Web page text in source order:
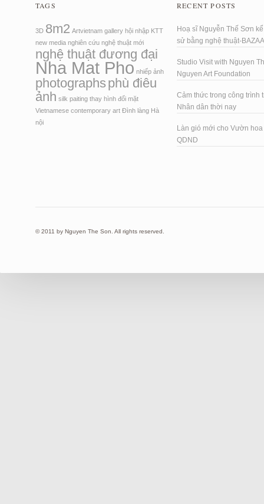
TAGS
3D 8m2 Artvietnam gallery hội nhập KTT
new media nghiên cứu nghệ thuật mới
nghệ thuật đương đại
Nha Mat Pho nhiếp ảnh
photographs phù điêu
ảnh silk paiting thay hình đổi mặt
Vietnamese contemporary art Đình làng Hà
nội
RECENT POSTS
Hoạ sĩ Nguyễn Thế Sơn
sử bằng nghệ thuật-
Studio Visit with Nguyen
Nguyen Art Foundation
Cảm thức trong công trình
Nhân dân thời nay
Làn gió mới cho Vườn
QDND
© 2011 by Nguyen The Son. All rights reserved.